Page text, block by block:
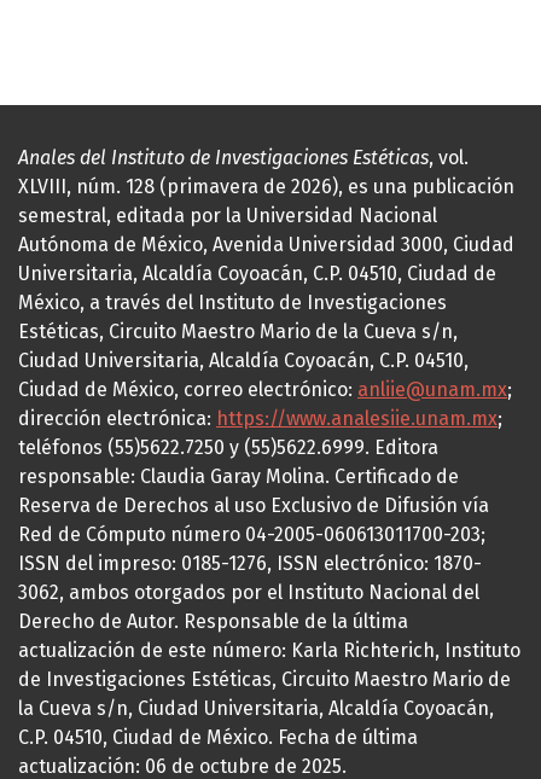
Anales del Instituto de Investigaciones Estéticas, vol.
XLVIII, núm. 128 (primavera de 2026), es una publicación
semestral, editada por la Universidad Nacional
Autónoma de México, Avenida Universidad 3000, Ciudad
Universitaria, Alcaldía Coyoacán, C.P. 04510, Ciudad de
México, a través del Instituto de Investigaciones
Estéticas, Circuito Maestro Mario de la Cueva s/n,
Ciudad Universitaria, Alcaldía Coyoacán, C.P. 04510,
Ciudad de México, correo electrónico: anliie@unam.mx;
dirección electrónica: https://www.analesiie.unam.mx;
teléfonos (55)5622.7250 y (55)5622.6999. Editora
responsable: Claudia Garay Molina. Certificado de
Reserva de Derechos al uso Exclusivo de Difusión vía
Red de Cómputo número 04-2005-060613011700-203;
ISSN del impreso: 0185-1276, ISSN electrónico: 1870-
3062, ambos otorgados por el Instituto Nacional del
Derecho de Autor. Responsable de la última
actualización de este número: Karla Richterich, Instituto
de Investigaciones Estéticas, Circuito Maestro Mario de
la Cueva s/n, Ciudad Universitaria, Alcaldía Coyoacán,
C.P. 04510, Ciudad de México. Fecha de última
actualización: 06 de octubre de 2025.